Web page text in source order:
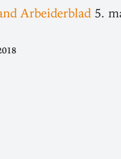
Arbei­derblad 5.